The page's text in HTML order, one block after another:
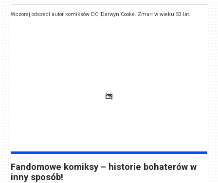
Wczoraj odszedł autor komiksów DC, Darwyn Cooke. Zmarł w wieku 53 lat.
Fandomowe komiksy – historie bohaterów w
inny sposób!